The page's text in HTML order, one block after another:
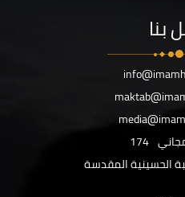
بنا
174
الحسينية المقدسة